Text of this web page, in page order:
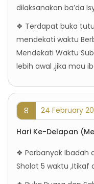
dilaksanakan ba’da
❖ Terdapat buka
mendekati waktu
Mendekati Waktu
lebih awal ,jika mau
8 24 February
Hari Ke-Delapan
❖ Perbanyak Ibadah
Sholat 5 waktu ,Itikaf